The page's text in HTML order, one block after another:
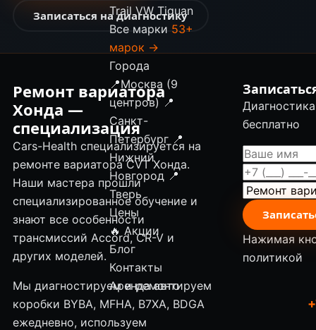
Trail VW Tiguan
Все марки 53+
марок →
Города
📍Москва (9
центров) 📍
Санкт-
Петербург 📍
Нижний
Новгород 📍
Тверь
Цены
🔥 Акции
Блог
Контакты
Аренда авто
Записаться на диагностику
Ремонт вариатора
Хонда —
специализация
Cars-Health специализируется на
ремонте вариатора CVT Хонда.
Наши мастера прошли
специализированное обучение и
знают все особенности
трансмиссий Accord, CR-V и
других моделей.
Мы диагностируем и ремонтируем
коробки BYBA, MFHA, B7XA, BDGA
ежедневно, используем
бесплатно
Нажимая
политикой